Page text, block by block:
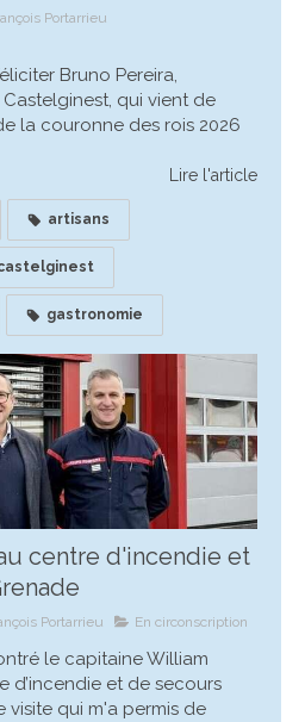
Portarrieu
Bruno Pereira,
qui vient de
la couronne des rois 2026
Lire l'article
artisans
gastronomie
centre d'incendie et
Portarrieu En circonscription
le capitaine William
d’incendie et de secours
visite qui m'a permis de